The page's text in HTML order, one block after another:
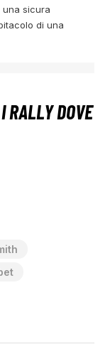
una sicura
di una